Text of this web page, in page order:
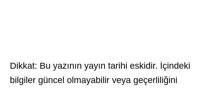
Dikkat: Bu yazının yayın tarihi eskidir. İçindeki
bilgiler güncel olmayabilir veya geçerliliğini